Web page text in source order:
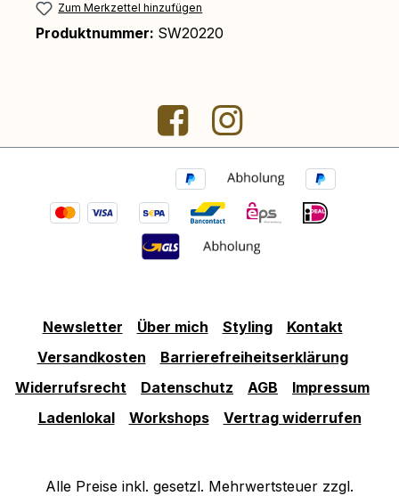
Zum Merkzettel hinzufügen
Produktnummer: SW20220
Newsletter Über mich Styling
Kontakt
Versandkosten
Barrierefreiheitserklärung
Widerrufsrecht
Datenschutz AGB
Impressum
Ladenlokal
Workshops Vertrag widerrufen
Alle Preise inkl. gesetzl. Mehrwertsteuer zzgl.